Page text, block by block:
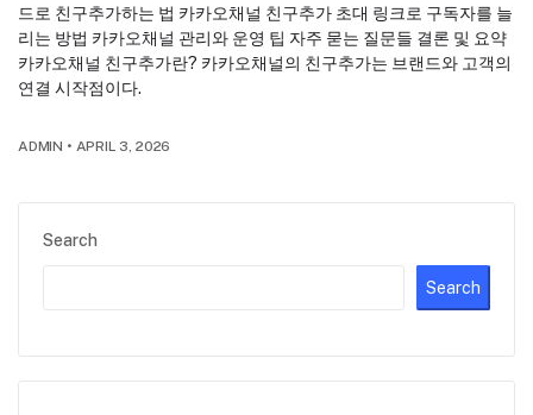
Search
Search
드로 친구추가하는 법 카카오채널 친구추가 초대 링크로 구독자를 늘
리는 방법 카카오채널 관리와 운영 팁 자주 묻는 질문들 결론 및 요약
카카오채널 친구추가란? 카카오채널의 친구추가는 브랜드와 고객의
연결 시작점이다.
ADMIN • APRIL 3, 2026